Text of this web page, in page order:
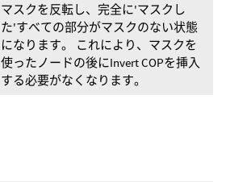
マスクを反転し、完全に'マスクし
た'すべての部分がマスクのない状態
になります。 これにより、マスクを
使ったノードの後にInvert COPを挿入
する必要がなくなります。